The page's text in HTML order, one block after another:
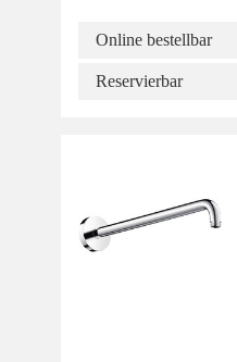
Online bestellbar
Reservierbar